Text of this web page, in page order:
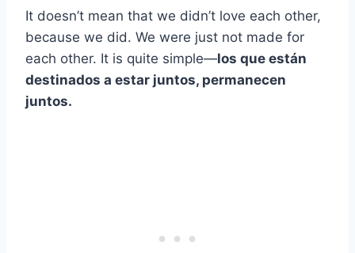
It doesn’t mean that we didn’t love each other,
because we did. We were just not made for
each other. It is quite simple—los que están
destinados a estar juntos, permanecen
juntos.